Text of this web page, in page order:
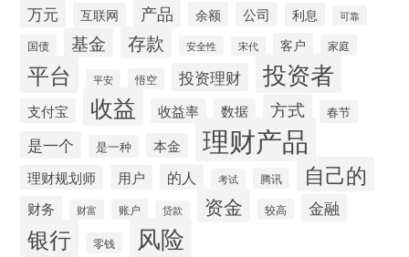
万元 互联网 产品 余额 公司 利息 可靠
国债 基金 存款 安全性 宋代 客户 家庭
平台 平安 悟空 投资理财 投资者
支付宝 收益 收益率 数据 方式 春节
是一个 是一种 本金 理财产品
理财规划师 用户 的人 考试 腾讯 自己的
财务 财富 账户 贷款 资金 较高 金融
银行 零钱 风险